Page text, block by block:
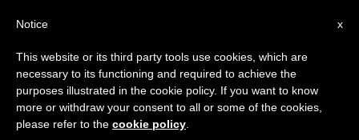
GIORNO
Settembre 25th, 2020
x
Notice
This website or its third party tools use cookies, which are
necessary to its functioning and required to achieve the
purposes illustrated in the cookie policy. If you want to know
more or withdraw your consent to all or some of the cookies,
please refer to the cookie policy